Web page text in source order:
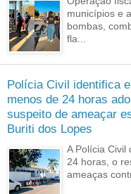
municípios e
bombas,
fla...
Polícia Civil identifica
menos de 24 horas
suspeito de ameaçar
Buriti dos Lopes
A Polícia Civil
24 horas, o
ameaças